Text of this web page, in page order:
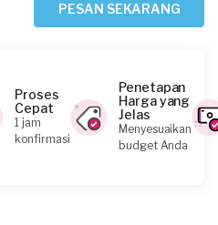
Cleaning
PESAN SEKARANG
Proses
Cepat
1 jam
konfirmasi
Penetapan
Harga yang
Jelas
Menyesuaikan
budget Anda